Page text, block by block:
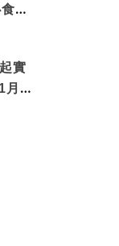
失
實
月